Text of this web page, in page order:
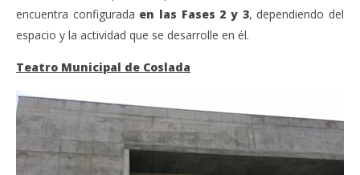
encuentra configurada en las Fases 2 y 3, dependiendo del
espacio y la actividad que se desarrolle en él.
Teatro Municipal de Coslada